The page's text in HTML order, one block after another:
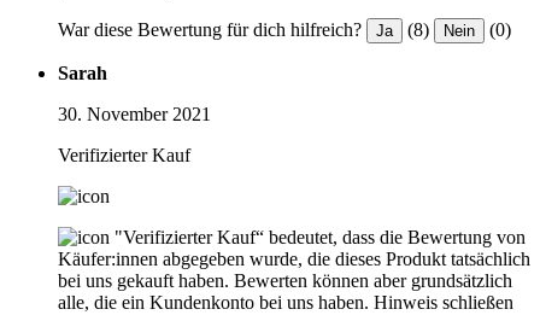
War diese Bewertung für dich hilfreich? Ja (8) Nein (0)
Sarah
30. November 2021
Verifizierter Kauf
"Verifizierter Kauf“ bedeutet, dass die Bewertung von
Käufer:innen abgegeben wurde, die dieses Produkt tatsächlich
bei uns gekauft haben. Bewerten können aber grundsätzlich
alle, die ein Kundenkonto bei uns haben. Hinweis schließen